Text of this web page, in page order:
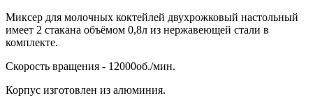
Миксер для молочных коктейлей двухрожковый настольный
имеет 2 стакана объёмом 0,8л из нержавеющей стали в
комплекте.
Скорость вращения - 12000об./мин.
Корпус изготовлен из алюминия.